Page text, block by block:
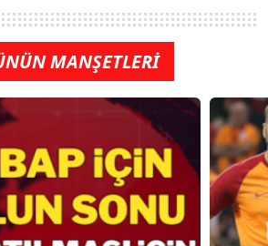
MANŞETLERİ